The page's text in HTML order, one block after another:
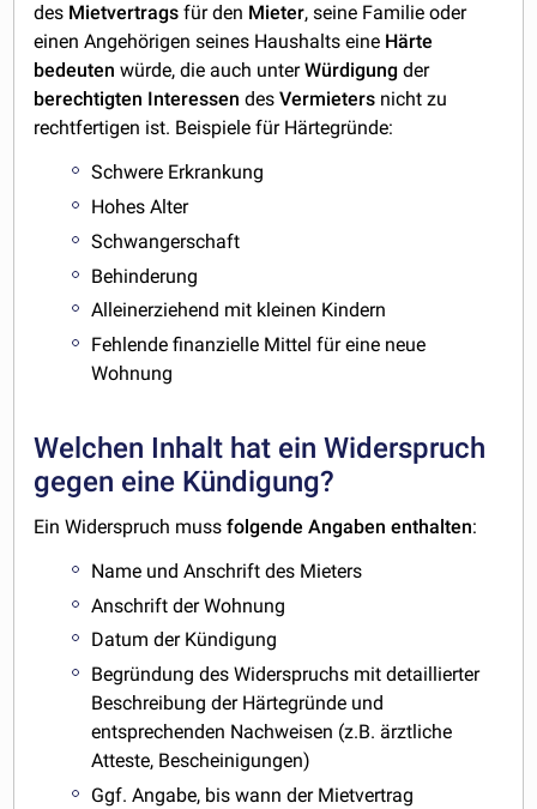
des Mietvertrags für den Mieter, seine Familie oder
einen Angehörigen seines Haushalts eine Härte
bedeuten würde, die auch unterWürdigung der
berechtigten Interessen desVermieters nicht zu
rechtfertigen ist. Beispiele für Härtegründe:
Schwere Erkrankung
Hohes Alter
Schwangerschaft
Behinderung
Alleinerziehend mit kleinen Kindern
Fehlende finanzielle Mittel für eine neue
Wohnung
Welchen Inhalt hat ein Widerspruch
gegen eine Kündigung?
Ein Widerspruch mussfolgende Angaben enthalten:
Name und Anschrift des Mieters
Anschrift der Wohnung
Datum der Kündigung
Begründung des Widerspruchs mit detaillierter
Beschreibung der Härtegründe und
entsprechenden Nachweisen (z.B. ärztliche
Atteste, Bescheinigungen)
Ggf. Angabe, bis wann der Mietvertrag